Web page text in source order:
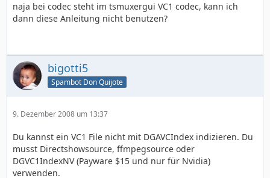
naja bei codec steht im tsmuxergui VC1 codec, kann ich
dann diese Anleitung nicht benutzen?
bigotti5
Spambot Don Quijote
9. Dezember 2008 um 13:37
Du kannst ein VC1 File nicht mit DGAVCIndex indizieren. Du
musst Directshowsource, ffmpegsource oder
DGVC1IndexNV (Payware $15 und nur für Nvidia)
verwenden.